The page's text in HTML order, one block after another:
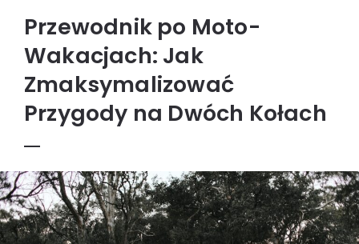
Przewodnik po Moto-
Wakacjach: Jak
Zmaksymalizować
Przygody na Dwóch Kołach